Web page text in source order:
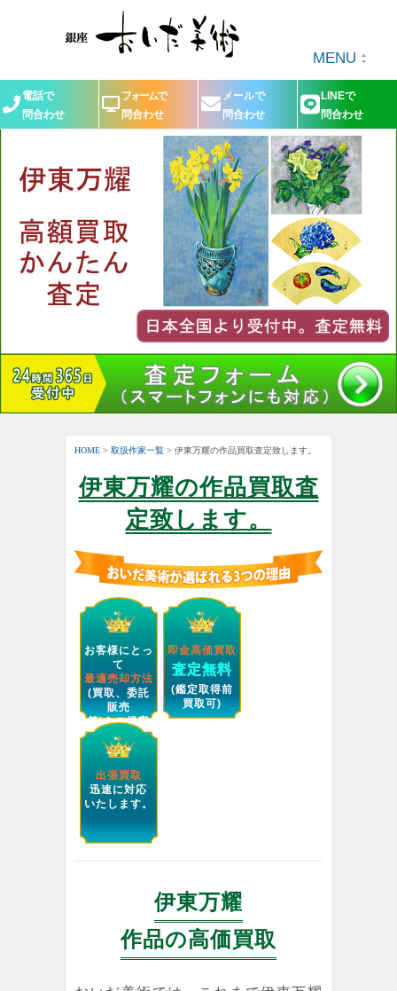
MENU
電話で
問合わせ
フォームで
問合わせ
メールで
問合わせ
LINEで
問合わせ
HOME > 取扱作家一覧 > 伊東万耀の作品買取査定致します。
伊東万耀の作品買取査
定致します。
お客様にとっ
て
最適売却方法
(買取、委託
販売
等)をご提案
します。
即金高価買取
査定無料
(鑑定取得前
買取可)
出張買取
迅速に対応
いたします。
伊東万耀
作品の高価買取